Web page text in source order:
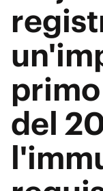
del